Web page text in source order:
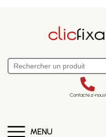
Contactez-nous
MENU